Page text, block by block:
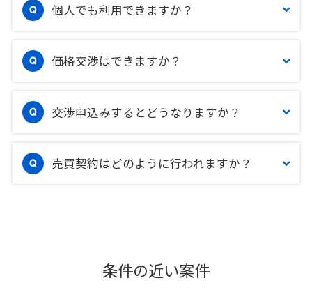
個人でも利用できますか？
価格交渉はできますか？
交渉申込みするとどうなりますか？
売買契約はどのように行われますか？
条件の近い案件